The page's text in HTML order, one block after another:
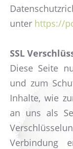
unter https://
SSL
Diese Seite
und zum
Inhalte, wie
an uns als
Verbindung